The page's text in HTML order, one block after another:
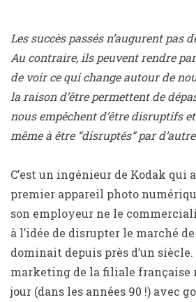
Les succès passés n’augurent pas
Au contraire, ils peuvent rendre
de voir ce qui change autour de
la raison d’être permettent de
nous empêchent d’être disruptifs
même à être “disruptés” par
C’est un ingénieur de Kodak qui
premier appareil photo
son employeur ne le
à l’idée de disrupter le marché
dominait depuis près d’un
marketing de la filiale française
jour (dans les années 90 !) avec